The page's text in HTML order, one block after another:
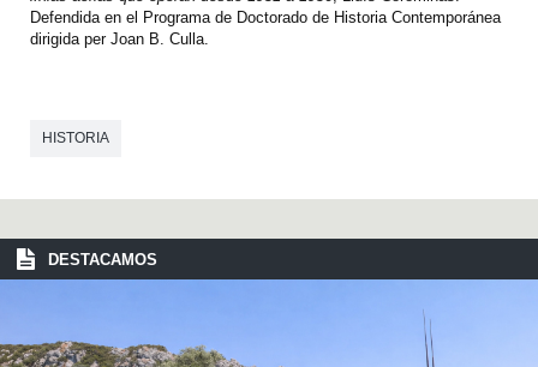
Defendida en el Programa de Doctorado de Historia Contemporánea
dirigida per Joan B. Culla.
HISTORIA
DESTACAMOS